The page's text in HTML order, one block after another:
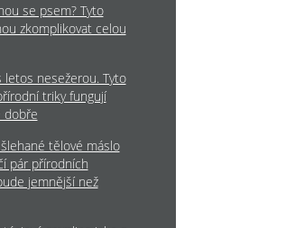
se psem? Tyto
zkomplikovat celou
letos nesežerou. Tyto
triky fungují
dobře
tělové máslo
pár přírodních
jemnější než